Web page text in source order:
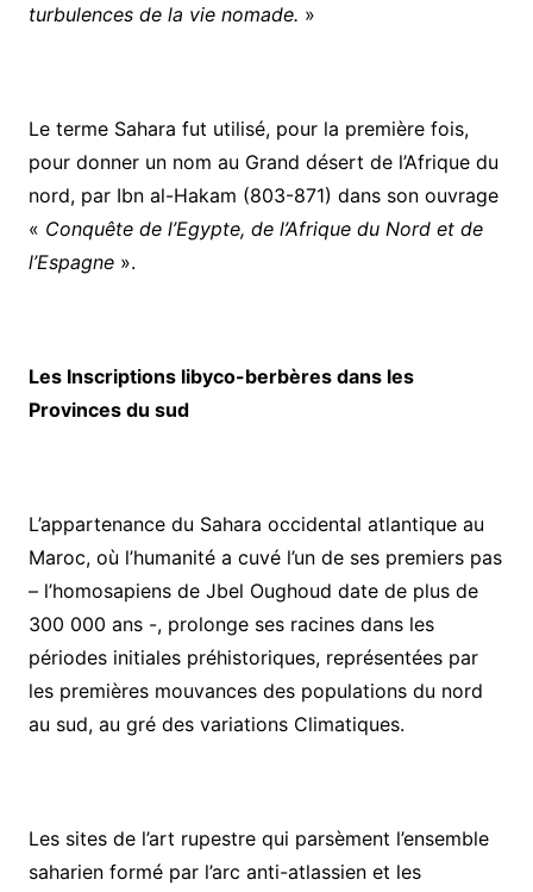
turbulences de la vie nomade. »
Le terme Sahara fut utilisé, pour la première fois,
pour donner un nom au Grand désert de l’Afrique du
nord, par Ibn al-Hakam (803-871) dans son ouvrage
« Conquête de l’Egypte, de l’Afrique du Nord et de
l’Espagne».
Les Inscriptions libyco-berbères dans les
Provinces du sud
L’appartenance du Sahara occidental atlantique au
Maroc, où l’humanité a cuvé l’un de ses premiers pas
– l’homosapiens de Jbel Oughoud date de plus de
300 000 ans -, prolonge ses racines dans les
périodes initiales préhistoriques, représentées par
les premières mouvances des populations du nord
au sud, au gré des variations Climatiques.
Les sites de l’art rupestre qui parsèment l’ensemble
saharien formé par l’arc anti-atlassien et les